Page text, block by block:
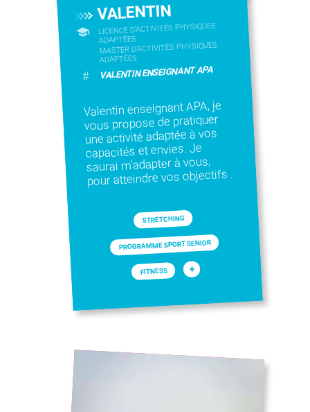
VALENTIN
LICENCE D’ACTIVITÉS PHYSIQUES
ADAPTÉES
MASTER D'ACTIVITÉS PHYSIQUES
ADAPTÉES
# VALENTIN ENSEIGNANT APA
Valentin enseignant APA, je
vous propose de pratiquer
une activité adaptée à vos
capacités et envies. Je
saurai m'adapter à vous,
pour atteindre vos objectifs .
STRETCHING
PROGRAMME SPORT SENIOR
FITNESS +